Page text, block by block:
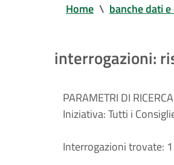
Home \ banche dati
interrogazioni:
PARAMETRI DI
Iniziativa:Tutti i
Interrogazioni trovate: 1